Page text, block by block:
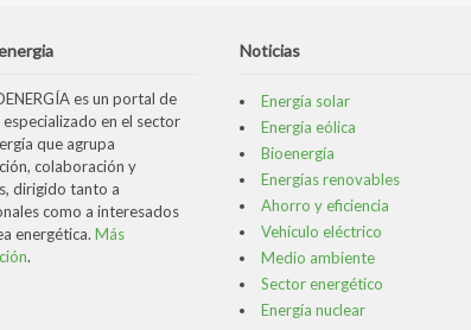
es un portal de
en el sector
que agrupa
colaboración y
dirigido tanto a
como a interesados
energética. Más
.
Noticias
Energía solar
Energía eólica
Bioenergía
Energías renovables
Ahorro y eficiencia
Vehículo eléctrico
Medio ambiente
Sector energético
Energía nuclear